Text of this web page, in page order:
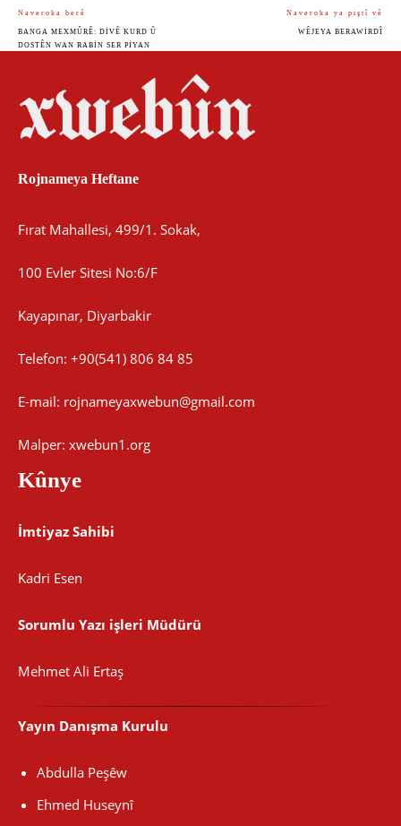
Naveroka berê
BANGA MEXMÛRÊ: DIVÊ KURD Û
DOSTÊN WAN RABIN SER PIYAN
Naveroka ya piştî vê
WÊJEYA BERAWIRDÎ
Rojnameya Heftane
Fırat Mahallesi, 499/1. Sokak,
100 Evler Sitesi No:6/F
Kayapınar, Diyarbakir
Telefon: +90(541) 806 84 85
E-mail: rojnameyaxwebun@gmail.com
Malper: xwebun1.org
Kûnye
İmtiyaz Sahibi
Kadri Esen
Sorumlu Yazı işleri Müdürü
Mehmet Ali Ertaş
Yayın Danışma Kurulu
Abdulla Peşêw
Ehmed Huseynî